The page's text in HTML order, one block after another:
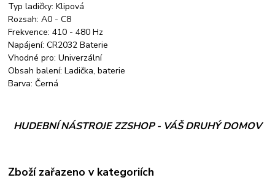
Typ ladičky: Klipová
Rozsah: A0 - C8
Frekvence: 410 - 480 Hz
Napájení: CR2032 Baterie
Vhodné pro: Univerzální
Obsah balení: Ladička, baterie
Barva: Černá
HUDEBNÍ NÁSTROJE ZZSHOP - VÁŠ DRUHÝ DOMOV
Zboží zařazeno v kategoriích